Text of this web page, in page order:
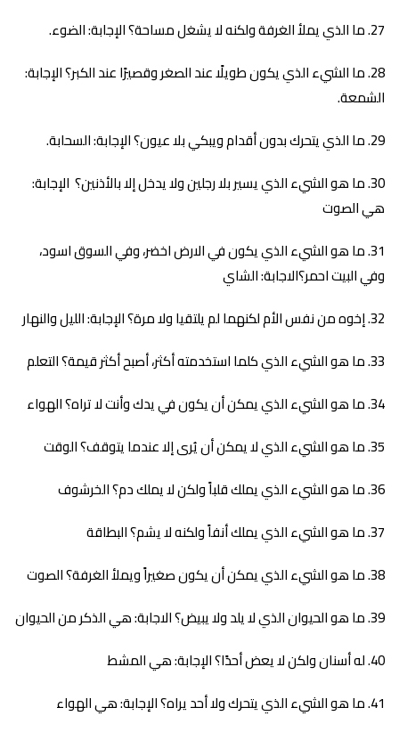
ما الذي يملأ الغرفة ولكنه لا يشغل مساحة؟ الإجابة: الضوء.
ما الشيء الذي يكون طويلًا عند الصغر وقصيرًا عند الكبر؟ الإجابة:
الشمعة.
ما الذي يتحرك بدون أقدام ويبكي بلا عيون؟ الإجابة: السحابة.
ما هو الشيء الذي يسير بلا رجلين ولا يدخل إلا بالأذنين؟ الإجابة:
هي الصوت
ما هو الشيء الذي يكون في الارض اخضر، وفي السوق اسود،
وفي البيت احمر؟الاجابة: الشاي
إخوه من نفس الأم لكنهما لم يلتقيا ولا مرة؟ الإجابة: الليل والنهار
ما هو الشيء الذي كلما استخدمته أكثر، أصبح أكثر قيمة؟ التعلم
ما هو الشيء الذي يمكن أن يكون في يدك وأنت لا تراه؟ الهواء
ما هو الشيء الذي لا يمكن أن يُرى إلا عندما يتوقف؟ الوقت
ما هو الشيء الذي يملك قلباً ولكن لا يملك دم؟ الخرشوف
ما هو الشيء الذي يملك أنفاً ولكنه لا يشم؟ البطاقة
ما هو الشيء الذي يمكن أن يكون صغيراً ويملأ الغرفة؟ الصوت
ما هو الحيوان الذي لا يلد ولا يبيض؟ الاجابة: هي الذكر من الحيوان
له أسنان ولكن لا يعض أحدًا؟ الإجابة: هي المشط
ما هو الشيء الذي يتحرك ولا أحد يراه؟ الإجابة: هي الهواء